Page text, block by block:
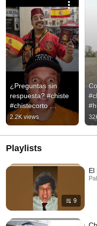
¿Preguntas sin
respuesta? #chiste
#chistecorto
#chistemalo #humor
2.2K views
Playlists
9
El